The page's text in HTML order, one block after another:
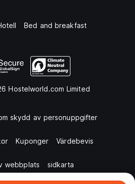
Bed and breakfast
Hostelworld.com Limited
skydd av personuppgifter
Kuponger Värdebevis
webbplats sidkarta